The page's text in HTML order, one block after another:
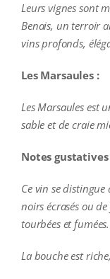
Leurs vignes sont
Benais, un terroir
vins profonds,
Les Marsaules :
Les Marsaules est
sable et de craie
Notes gustatives
Ce vin se
noirs écrasés ou
tourbées et fumées.
La bouche est